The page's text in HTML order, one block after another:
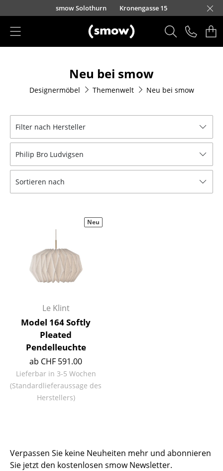
Direkt zum Inhaltsmow Solothurn Kronengasse 15
Esszimmerstühle
Sofas
Sessel
Loungesessel
Stühle
Freischwinger
Bänke & Liegen
Sitzsäcke
Kinderstühle
Schaukelstühle
Bürodrehstühle
Konferenzstühle
Bürosessel
Tische
Neu bei smow
Designermöbel Themenwelt Neu bei smow
Filter nach Hersteller
Philip Bro Ludvigsen
Sortieren nach
Le Klint
Model 164 Softly
Pleated
Pendelleuchte
ab CHF 591.00
Lieferbar in 3-5 Wochen
(Standardlieferaussage des
Herstellers)
Neu
Verpassen Sie keine Neuheiten mehr und abonnieren
Sie jetzt den kostenlosen smow Newsletter.